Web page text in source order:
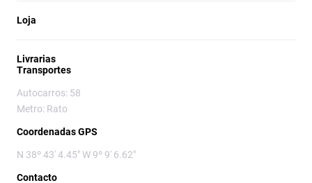
Loja
Livrarias
Transportes
Autocarros: 58
Metro: Rato
Coordenadas GPS
N 38º 43' 4.45" W 9º 9' 6.62"
Contacto